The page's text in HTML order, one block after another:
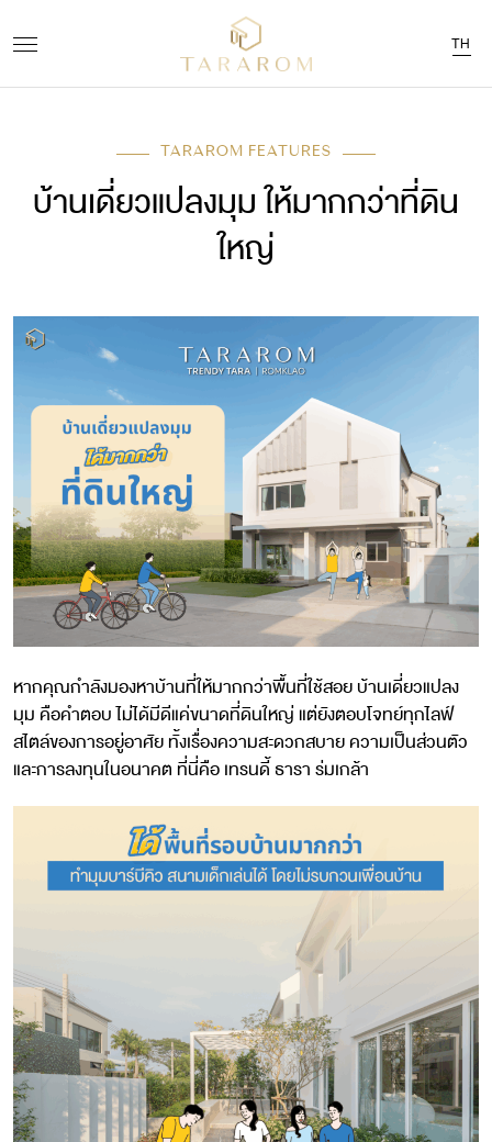
TH
TARAROM FEATURES
บ้านเดี่ยวแปลงมุม ให้มากกว่าที่ดิน
ใหญ่
หากคุณกำลังมองหาบ้านที่ให้มากกว่าพื้นที่ใช้สอย บ้านเดี่ยวแปลง
มุม คือคำตอบ ไม่ได้มีดีแค่ขนาดที่ดินใหญ่ แต่ยังตอบโจทย์ทุกไลฟ์
สไตล์ของการอยู่อาศัย ทั้งเรื่องความสะดวกสบาย ความเป็นส่วนตัว
และการลงทุนในอนาคต ที่นี่คือ เทรนดี้ ธารา ร่มเกล้า